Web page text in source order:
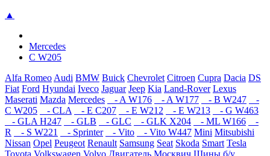
▲
Mercedes
C W205
Alfa Romeo Audi BMW Buick Chevrolet Citroen Cupra Dacia DS
Fiat Ford Hyundai Iveco Jaguar Jeep Kia Land-Rover Lexus
Maserati Mazda Mercedes - A W176 - A W177 - B W247
-
C W205
- CLA - E C207 - E W212 - E W213
- G W463
- GLA H247
- GLB - GLC - GLK X204 - ML W166
-
R
- S W221 - Sprinter - Vito - Vito W447 Mini Mitsubishi
Nissan Opel Peugeot Renault Samsung Seat Skoda Smart Tesla
Toyota Volkswagen Volvo Двигатель Москвич Шины б/у